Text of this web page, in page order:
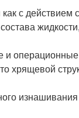
с действием
и
хрящевой
изнашивания